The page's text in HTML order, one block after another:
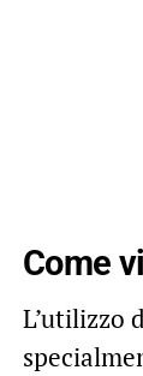
Come
L’utilizzo